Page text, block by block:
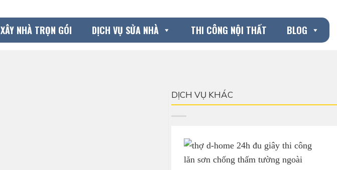
XÂY NHÀ TRỌN GÓI DỊCH VỤ SỬA NHÀ THI CÔNG NỘI THẤT BLOG
DỊCH VỤ KHÁC